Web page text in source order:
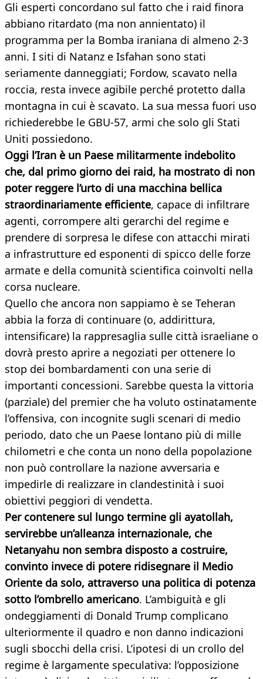
Gli esperti concordano sul fatto che i raid finora
abbiano ritardato (ma non annientato) il
programma per la Bomba iraniana di almeno 2-3
anni. I siti di Natanz e Isfahan sono stati
seriamente danneggiati; Fordow, scavato nella
roccia, resta invece agibile perché protetto dalla
montagna in cui è scavato. La sua messa fuori uso
richiederebbe le GBU-57, armi che solo gli Stati
Uniti possiedono.
Oggi l’Iran è un Paese militarmente indebolito
che, dal primo giorno dei raid, ha mostrato di non
poter reggere l’urto di una macchina bellica
straordinariamente efficiente, capace di infiltrare
agenti, corrompere alti gerarchi del regime e
prendere di sorpresa le difese con attacchi mirati
a infrastrutture ed esponenti di spicco delle forze
armate e della comunità scientifica coinvolti nella
corsa nucleare.
Quello che ancora non sappiamo è se Teheran
abbia la forza di continuare (o, addirittura,
intensificare) la rappresaglia sulle città israeliane o
dovrà presto aprire a negoziati per ottenere lo
stop dei bombardamenti con una serie di
importanti concessioni. Sarebbe questa la vittoria
(parziale) del premier che ha voluto ostinatamente
l’offensiva, con incognite sugli scenari di medio
periodo, dato che un Paese lontano più di mille
chilometri e che conta un nono della popolazione
non può controllare la nazione avversaria e
impedirle di realizzare in clandestinità i suoi
obiettivi peggiori di vendetta.
Per contenere sul lungo termine gli ayatollah,
servirebbe un’alleanza internazionale, che
Netanyahu non sembra disposto a costruire,
convinto invece di potere ridisegnare il Medio
Oriente da solo, attraverso una politica di potenza
sotto l’ombrello americano. L’ambiguità e gli
ondeggiamenti di Donald Trump complicano
ulteriormente il quadro e non danno indicazioni
sugli sbocchi della crisi. L’ipotesi di un crollo del
regime è largamente speculativa: l’opposizione